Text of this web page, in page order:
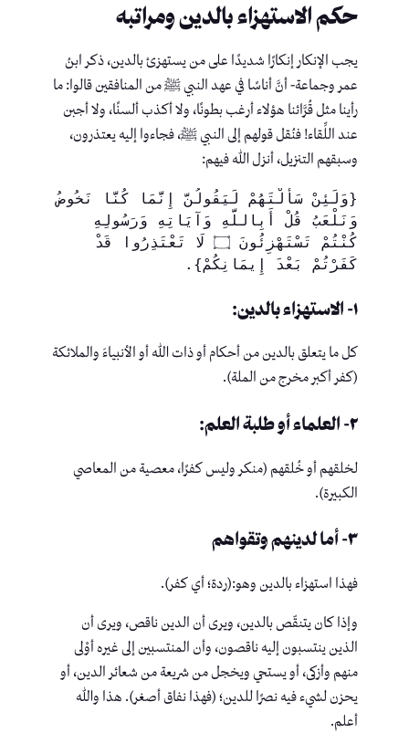
حكم الاستهزاء بالدين ومراتبه
يجب الإنكار إنكارًا شديدًا على من يستهزئ بالدين، ذكر ابنُ
عمر وجماعة- أنَّ أناسًا في عهد النبي ﷺ من المنافقين قالوا: ما
رأينا مثل قُرَّائنا هؤلاء أرغب بطونًا، ولا أكذب ألسنًا، ولا أجبن
عند اللِّقاء! فنُقل قولهم إلى النبي ﷺ، فجاءوا إليه يعتذرون،
وسبقهم التنزيل، أنزل الله فيهم:
{وَلَئِنْ سَأَلْتَهُمْ لَيَقُولُنَّ إِنَّمَا كُنَّا نَخُوضُ
كَفَرْتُمْ بَعْدَ إِيمَانِكُمْ}.
١- الاستهزاء بالدين:
كل ما يتعلق بالدين من أحكام أو ذات الله أو الأنبياءَ والملائكة
(كفر أكبر مخرج من الملة).
٢- العلماء أو طلبة العلم:
لخلقهم أو خُلقهم (منكر وليس كفرًا، معصية من المعاصي
الكبيرة).
٣- أما لدينهم وتقواهم
فهذا استهزاء بالدين وهو:(ردة؛ أي كفر).
وإذا كان يتنقّص بالدين، ويرى أن الدين ناقص، ويرى أن
الذين ينتسبون إليه ناقصون، وأن المنتسبين إلى غيره أوْلى
منهم وأزكى، أو يستحي ويخجل من شريعة من شعائر الدين، أو
يحزن لشيء فيه نصرًا للدين؛ (فهذا نفاق أصغر). هذا والله
أعلم.